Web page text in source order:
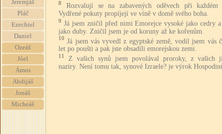
Jeremjáš
Pláč
Ezechiel
Daniel
Ozeáš
Jóel
Ámos
Abdijáš
Jonáš
Micheáš
8
Rozvalují se na zabavených oděvech při každém
Vydřené pokuty propíjejí ve víně v domě svého boha.
9 Já jsem zničil před nimi Emorejce vysoké jako cedry a
jako duby. Zničil jsem je od koruny až ke kořenům.
10 Já jsem vás vyvedl z egyptské země, vodil jsem vás
let po poušti a pak jste obsadili emorejskou zemi.
11
Z vašich synů jsem povolával proroky, z vašich
nazíry. Není tomu tak, synové Izraele? je výrok